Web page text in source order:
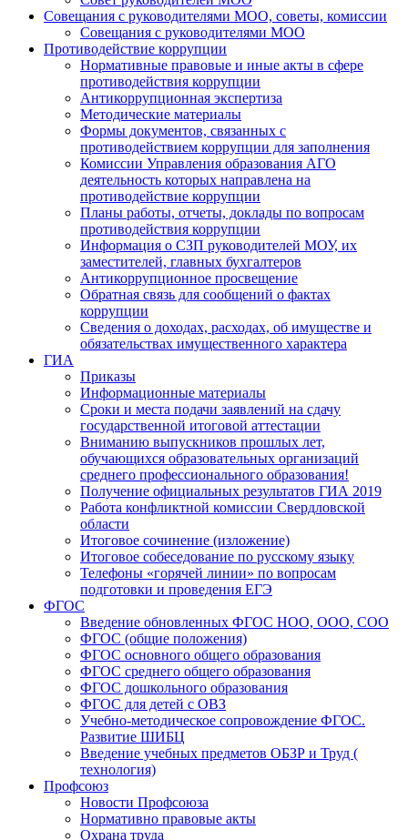
Совещания с руководителями МОО, советы, комиссии
Совещания с руководителями МОО
Противодействие коррупции
Нормативные правовые и иные акты в сфере
противодействия коррупции
Антикоррупционная экспертиза
Методические материалы
Формы документов, связанных с
противодействием коррупции для заполнения
Комиссии Управления образования АГО
деятельность которых направлена на
противодействие коррупции
Планы работы, отчеты, доклады по вопросам
противодействия коррупции
Информация о СЗП руководителей МОУ, их
заместителей, главных бухгалтеров
Антикоррупционное просвещение
Обратная связь для сообщений о фактах
коррупции
Сведения о доходах, расходах, об имуществе и
обязательствах имущественного характера
ГИА
Приказы
Информационные материалы
Сроки и места подачи заявлений на сдачу
государственной итоговой аттестации
Вниманию выпускников прошлых лет,
обучающихся образовательных организаций
среднего профессионального образования!
Получение официальных результатов ГИА 2019
Работа конфликтной комиссии Свердловской
области
Итоговое сочинение (изложение)
Итоговое собеседование по русскому языку
Телефоны «горячей линии» по вопросам
подготовки и проведения ЕГЭ
ФГОС
Введение обновленных ФГОС НОО, ООО, СОО
ФГОС (общие положения)
ФГОС основного общего образования
ФГОС среднего общего образования
ФГОС дошкольного образования
ФГОС для детей с ОВЗ
Учебно-методическое сопровождение ФГОС.
Развитие ШИБЦ
Введение учебных предметов ОБЗР и Труд (
технология)
Профсоюз
Новости Профсоюза
Нормативно правовые акты
Охрана труда